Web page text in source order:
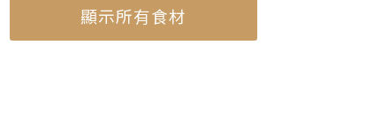
白葡萄酒顯示所有食材